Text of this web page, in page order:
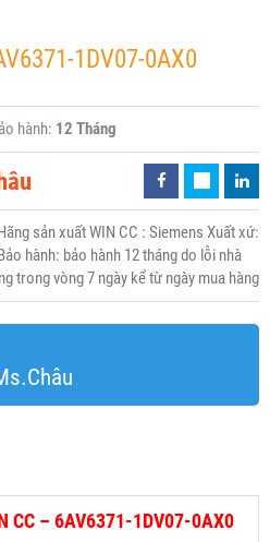
1DV07-0AX0
hành: 12 Tháng
sản xuất WIN CC : Siemens Xuất xứ:
hành: bảo hành 12 tháng do lỗi nhà
trong vòng 7 ngày kể từ ngày mua hàng
CC – 6AV6371-1DV07-0AX0